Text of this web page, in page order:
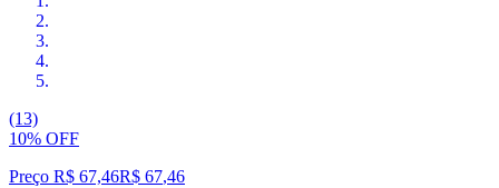
(13)
10% OFF
Preço R$ 67,46R$ 67,46